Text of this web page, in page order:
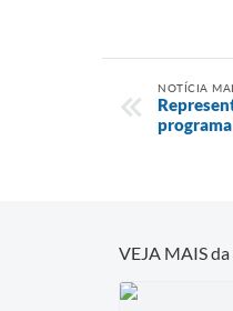
NOTÍCIA
VEJA MAIS